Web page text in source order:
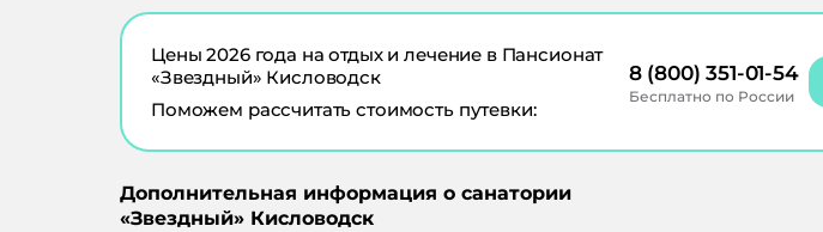
Цены2026года на отдых и лечение в Пансионат
«Звездный» Кисловодск
Поможем рассчитать стоимость путевки:
8 (800) 351-01-54
Бесплатно по России
Дополнительная информация о санатории
«Звездный» Кисловодск